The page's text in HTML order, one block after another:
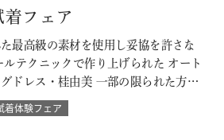
着フェア
最高級の素材を使用し妥協を許さな
テクニックで作り上げられた オート
ドレス・桂由美 一部の限られた方が
ングドレスやカラードレスを試着で
当日の結婚式で着る一着が自分もゲ
ような運命の一着になるウェディン
着体験フェア